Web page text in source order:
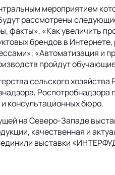
мероприятием
рассмотрены
«Как увеличить
брендов в
«Автоматизация
пройдут
сельского
консультационных бюро.
на Северо-Западе
качественная и
выставки